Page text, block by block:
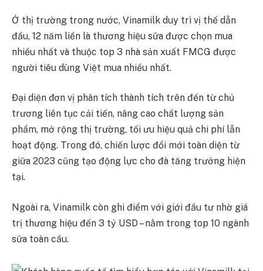
Ở thị trường trong nước, Vinamilk duy trì vị thế dẫn
đầu, 12 năm liền là thương hiệu sữa được chọn mua
nhiều nhất và thuộc top 3 nhà sản xuất FMCG được
người tiêu dùng Việt mua nhiều nhất.
Đại diện đơn vị phân tích thành tích trên đến từ chủ
trương liên tục cải tiến, nâng cao chất lượng sản
phẩm, mở rộng thị trường, tối ưu hiệu quả chi phí lẫn
hoạt động. Trong đó, chiến lược đổi mới toàn diện từ
giữa 2023 cũng tạo động lực cho đà tăng trưởng hiện
tại.
Ngoài ra, Vinamilk còn ghi điểm với giới đầu tư nhờ giá
trị thương hiệu đến 3 tỷ USD – nằm trong top 10 ngành
sữa toàn cầu.